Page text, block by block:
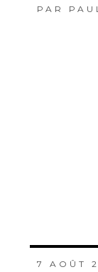
PAR
7 AOÛT